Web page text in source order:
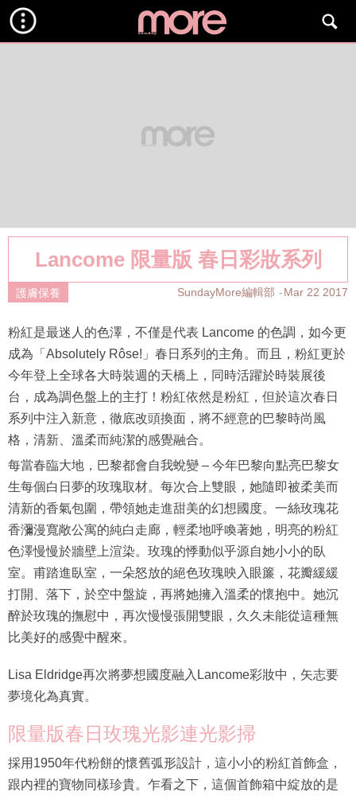
Lancome 限量版 春日彩妝系列
護膚保養 SundayMore編輯部 Mar 22 2017
粉紅是最迷人的色澤，不僅是代表 Lancome 的色調，如今更
成為「Absolutely Rôse!」春日系列的主角。而且，粉紅更於
今年登上全球各大時裝週的天橋上，同時活躍於時裝展後
台，成為調色盤上的主打！粉紅依然是粉紅，但於這次春日
系列中注入新意，徹底改頭換面，將不經意的巴黎時尚風
格，清新、溫柔而純潔的感覺融合。
每當春臨大地，巴黎都會自我蛻變 – 今年巴黎向點亮巴黎女
生每個白日夢的玫瑰取材。每次合上雙眼，她隨即被柔美而
清新的香氣包圍，帶領她走進甜美的幻想國度。一絲玫瑰花
香瀰漫寬敞公寓的純白走廊，輕柔地呼喚著她，明亮的粉紅
色澤慢慢於牆壁上渲染。玫瑰的悸動似乎源自她小小的臥
室。甫踏進臥室，一朵怒放的絕色玫瑰映入眼簾，花瓣緩緩
打開、落下，於空中盤旋，再將她擁入溫柔的懷抱中。她沉
醉於玫瑰的撫慰中，再次慢慢張開雙眼，久久未能從這種無
比美好的感覺中醒來。
Lisa Eldridge再次將夢想國度融入Lancome彩妝中，矢志要
夢境化為真實。
限量版春日玫瑰光影連光影掃
採用1950年代粉餅的懷舊弧形設計，這小小的粉紅首飾盒，
跟内裡的寶物同樣珍貴。乍看之下，這個首飾箱中綻放的是